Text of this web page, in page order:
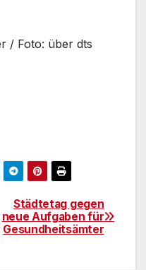
/ Foto: über dts
Städtetag gegen
neue Aufgaben für
Gesundheitsämter